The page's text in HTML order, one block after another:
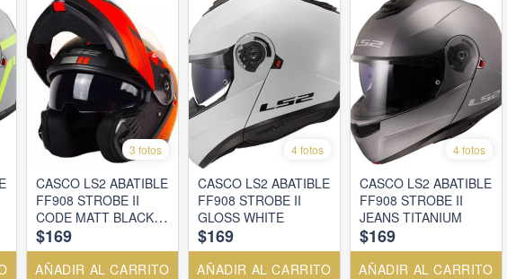
3 fotos
CASCO LS2 ABATIBLE
FF908 STROBE II
CODE MATT BLACK
RED
$169
AÑADIR AL CARRITO
4 fotos
CASCO LS2 ABATIBLE
FF908 STROBE II
GLOSS WHITE
$169
AÑADIR AL CARRITO
4 fotos
CASCO LS2 ABATIBLE
FF908 STROBE II
JEANS TITANIUM
$169
AÑADIR AL CARRITO